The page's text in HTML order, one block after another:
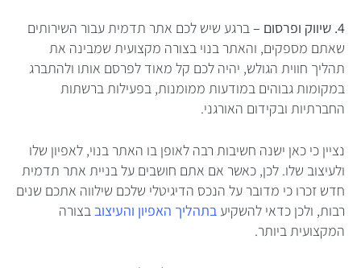
4. שיווק ופרסום –
ברגע שיש לכם אתר תדמית עבור השירותים
שאתם מספקים, והאתר בנוי בצורה מקצועית שמבינה את
תהליך חווית הגולש, יהיה לכם קל מאוד לפרסם אותו ולהתברג
במקומות גבוהים במודעות ממומנות, בפעילות ברשתות
החברתיות ובקידום האורגני.
נציין כי כאן ישנה חשיבות רבה לאופן בו האתר בנוי, לאפיון שלו
ולעיצוב שלו. לכן, כאשר אם אתם חושבים על בניית אתר תדמית
חדש זכרו כי מדובר על הנכס הדיגיטלי שלכם שילווה אתכם שנים
רבות, ולכן כדאי להשקיעבתהליך האפיון והעיצוב בצורה
המקצועית ביותר.